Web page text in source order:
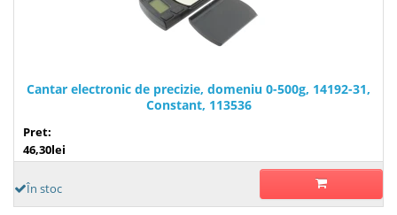
Cantar electronic de precizie, domeniu 0-500g, 14192-31,
Constant, 113536
Pret:
46,30lei
În stoc